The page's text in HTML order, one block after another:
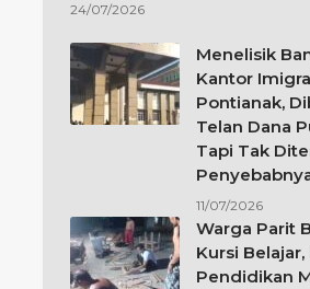
24/07/2026
Menelisik
Kantor
Pontianak,
Telan Dana
Tapi Tak
11/07/2026
Warga Parit
Kursi
Pendidikan